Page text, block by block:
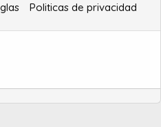
Politicas de privacidad